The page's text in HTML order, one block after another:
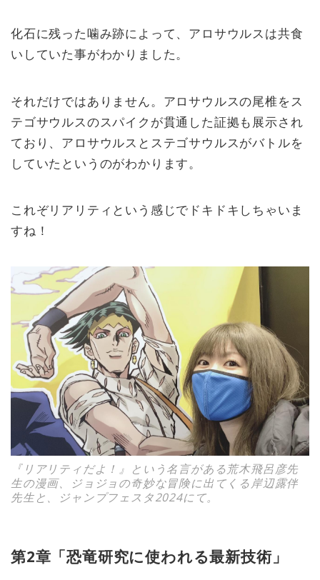
化石に残った噛み跡によって、アロサウルスは共食
いしていた事がわかりました。
それだけではありません。アロサウルスの尾椎をス
テゴサウルスのスパイクが貫通した証拠も展示され
ており、アロサウルスとステゴサウルスがバトルを
していたというのがわかります。
これぞリアリティという感じでドキドキしちゃいま
すね！
『リアリティだよ！』という名言がある荒木飛呂彦先
生の漫画、ジョジョの奇妙な冒険に出てくる岸辺露伴
先生と、ジャンプフェスタ2024にて。
第2章「恐竜研究に使われる最新技術」